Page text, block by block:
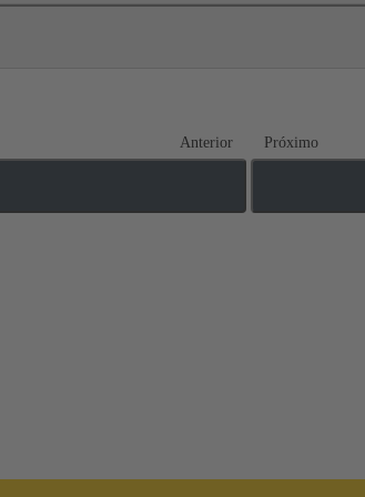
Anterior Próximo